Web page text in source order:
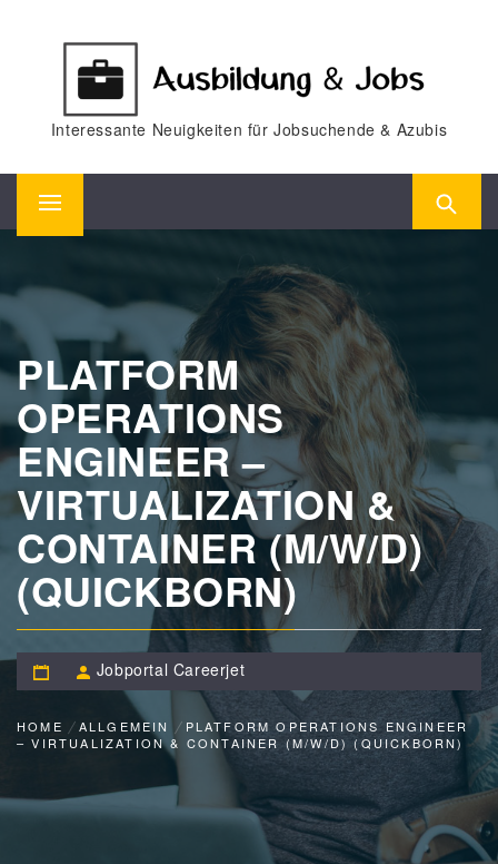
Interessante Neuigkeiten für Jobsuchende & Azubis
Primary
Menu
PLATFORM
OPERATIONS
ENGINEER –
VIRTUALIZATION &
CONTAINER (M/W/D)
(QUICKBORN)
Jobportal Careerjet
HOME ALLGEMEIN
PLATFORM OPERATIONS ENGINEER
– VIRTUALIZATION & CONTAINER (M/W/D) (QUICKBORN)